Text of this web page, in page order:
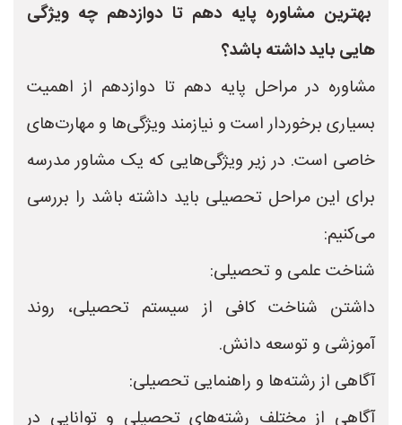
بهترین مشاوره پایه دهم تا دوازدهم چه ویژگی
هایی باید داشته باشد؟
مشاوره در مراحل پایه دهم تا دوازدهم از اهمیت
بسیاری برخوردار است و نیازمند ویژگی‌ها و مهارت‌های
خاصی است. در زیر ویژگی‌هایی که یک مشاور مدرسه
برای این مراحل تحصیلی باید داشته باشد را بررسی
می‌کنیم:
شناخت علمی و تحصیلی:
داشتن شناخت کافی از سیستم تحصیلی، روند
آموزشی و توسعه دانش.
آگاهی از رشته‌ها و راهنمایی تحصیلی:
آگاهی از مختلف رشته‌های تحصیلی و توانایی در